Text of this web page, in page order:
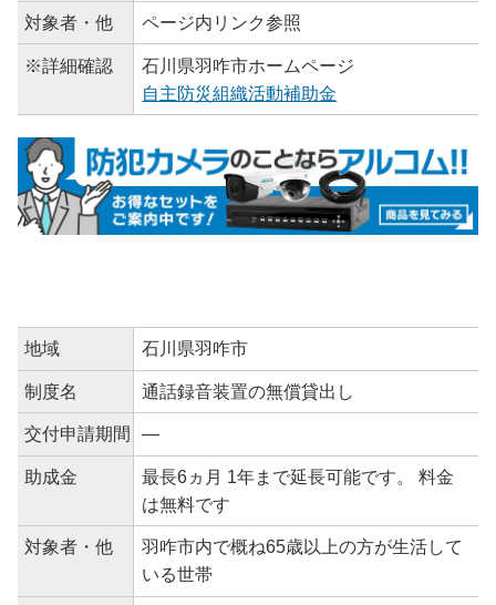
対象者・他 ページ内リンク参照
※詳細確認
石川県羽咋市ホームページ
自主防災組織活動補助金
地域 石川県羽咋市
制度名 通話録音装置の無償貸出し
交付申請期間 ―
助成金
最長6ヵ月 1年まで延長可能です。 料金
は無料です
対象者・他
羽咋市内で概ね65歳以上の方が生活して
いる世帯